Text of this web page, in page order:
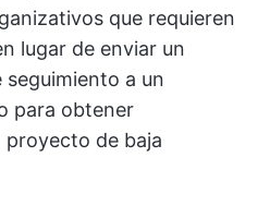
que requieren
lugar de enviar un
a un
para obtener
de baja